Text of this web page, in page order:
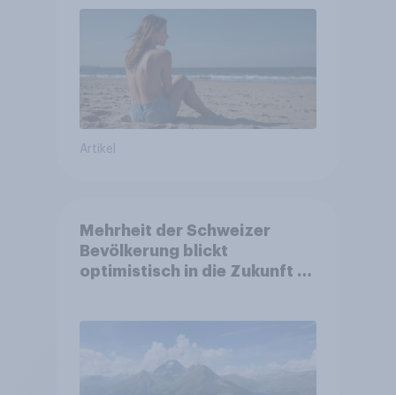
Artikel
Mehrheit der Schweizer
Bevölkerung blickt
optimistisch in die Zukunft –
Altersvorsorge